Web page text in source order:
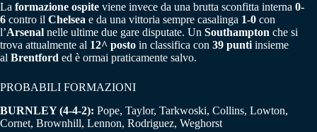
La formazione ospite viene invece da una brutta sconfitta interna 0-
6 contro il Chelsea e da una vittoria sempre casalinga 1-0 con
l’Arsenal nelle ultime due gare disputate. Un Southampton che si
trova attualmente al 12^ posto in classifica con 39 punti insieme
al Brentford ed è ormai praticamente salvo.
PROBABILI FORMAZIONI
BURNLEY (4-4-2): Pope, Taylor, Tarkwoski, Collins, Lowton,
Cornet, Brownhill, Lennon, Rodriguez, Weghorst